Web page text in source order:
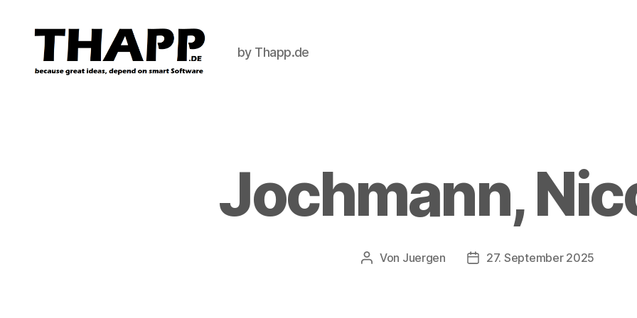
by Thapp.de
Jochmann,
Beitragsautor
Von Juergen Beitragsdatum
27. September 2025